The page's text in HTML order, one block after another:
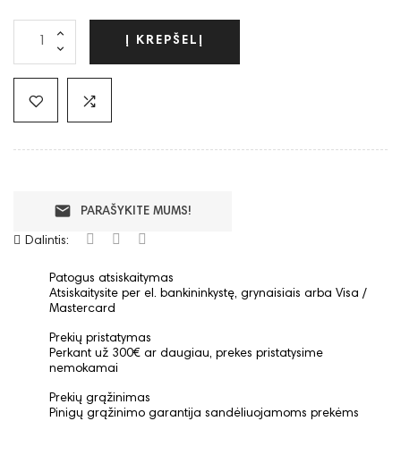
Į KREPŠELĮ
email PARAŠYKITE MUMS!
Dalintis:
Patogus atsiskaitymas
Atsiskaitysite per el. bankininkystę, grynaisiais arba Visa /
Mastercard
Prekių pristatymas
Perkant už 300€ ar daugiau, prekes pristatysime
nemokamai
Prekių grąžinimas
Pinigų grąžinimo garantija sandėliuojamoms prekėms